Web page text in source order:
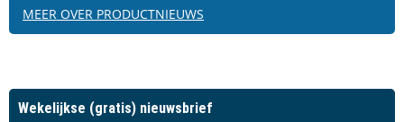
MEER OVER PRODUCTNIEUWS
Wekelijkse (gratis) nieuwsbrief